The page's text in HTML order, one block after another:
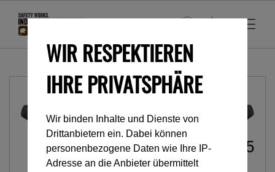
WIR RESPEKTIEREN
IHRE PRIVATSPHÄRE
Wir binden Inhalte und Dienste von
Drittanbietern ein. Dabei können
personenbezogene Daten wie Ihre IP-
Adresse an die Anbieter übermittelt